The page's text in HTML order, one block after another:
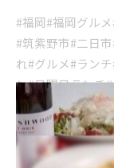
#福岡#福岡グル
#筑紫野市#二日
れ#グルメ#ラン
ン#日曜日ランチ
筑紫野市にて満